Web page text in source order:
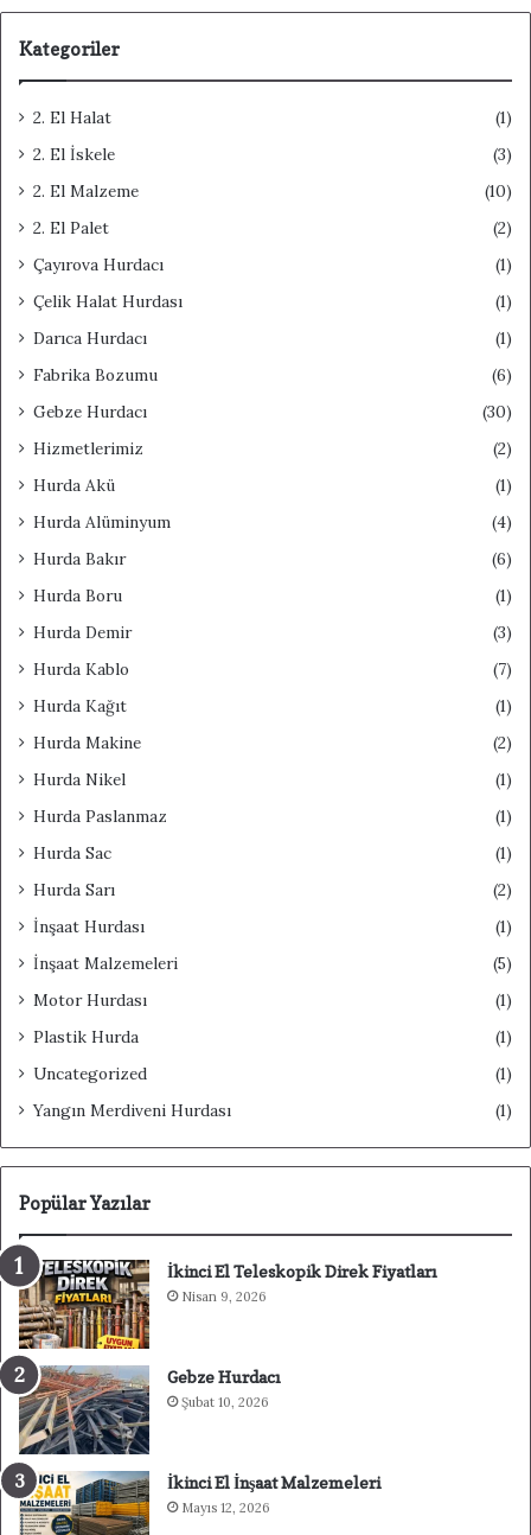
Kategoriler
2. El Halat
(1)
2. El İskele
(3)
2. El Malzeme
(10)
2. El Palet
(2)
Çayırova Hurdacı
(1)
Çelik Halat Hurdası
(1)
Darıca Hurdacı
(1)
Fabrika Bozumu
(6)
Gebze Hurdacı
(30)
Hizmetlerimiz
(2)
Hurda Akü
(1)
Hurda Alüminyum
(4)
Hurda Bakır
(6)
Hurda Boru
(1)
Hurda Demir
(3)
Hurda Kablo
(7)
Hurda Kağıt
(1)
Hurda Makine
(2)
Hurda Nikel
(1)
Hurda Paslanmaz
(1)
Hurda Sac
(1)
Hurda Sarı
(2)
İnşaat Hurdası
(1)
İnşaat Malzemeleri
(5)
Motor Hurdası
(1)
Plastik Hurda
(1)
Uncategorized
(1)
Yangın Merdiveni Hurdası
(1)
Popülar Yazılar
İkinci El Teleskopik Direk Fiyatları
Nisan 9, 2026
Gebze Hurdacı
Şubat 10, 2026
İkinci El İnşaat Malzemeleri
Mayıs 12, 2026